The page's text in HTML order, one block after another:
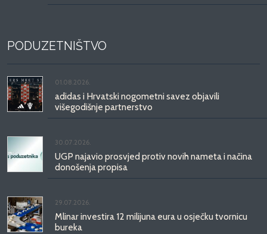
PODUZETNIŠTVO
01.08.2026.
adidas i Hrvatski nogometni savez objavili
višegodišnje partnerstvo
30.07.2026.
UGP najavio prosvjed protiv novih nameta i načina
donošenja propisa
29.07.2026.
Mlinar investira 12 milijuna eura u osječku tvornicu
bureka